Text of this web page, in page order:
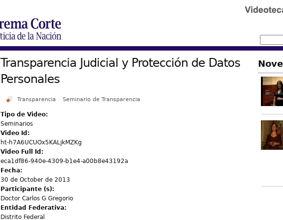
Transparencia Judicial y Protección de Datos
Personales
Transparencia Seminario de Transparencia
Tipo de Video:
Seminarios
Video Id:
ht-h7A6UCUOx5KALjkMZKg
Video Full Id:
eca1df86-940e-4309-b1e4-a00b8e43192a
Fecha:
30 de October de 2013
Participante (s):
Doctor Carlos G Gregorio
Entidad Federativa:
Distrito Federal